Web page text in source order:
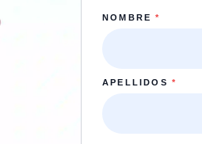
NOMBRE*
APELLIDOS *